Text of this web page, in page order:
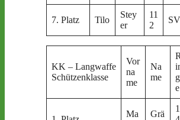
7. Platz Tilo
Stey
er
11
2
KK – Langwaffe
Schützenklasse
Vor
na
me
Na
me
R
g
e
Ma
Grä
1